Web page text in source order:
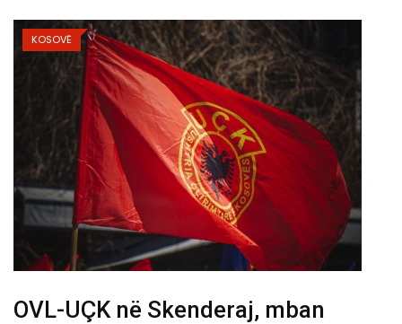
KOSOVË
OVL-UÇK në Skenderaj, mban